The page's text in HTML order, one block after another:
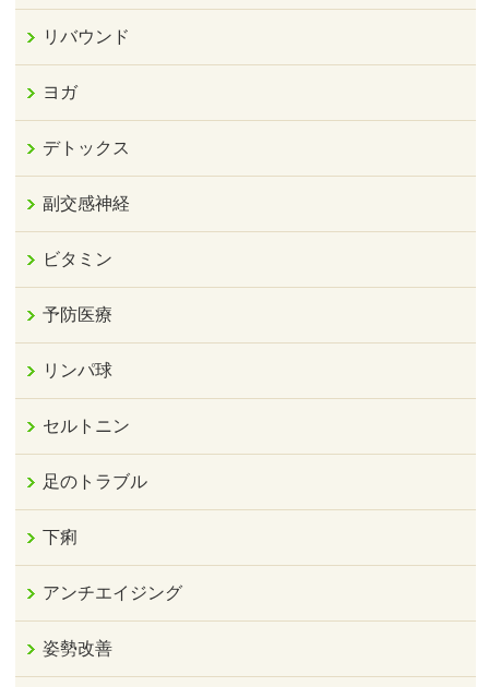
リバウンド
ヨガ
デトックス
副交感神経
ビタミン
予防医療
リンパ球
セルトニン
足のトラブル
下痢
アンチエイジング
姿勢改善